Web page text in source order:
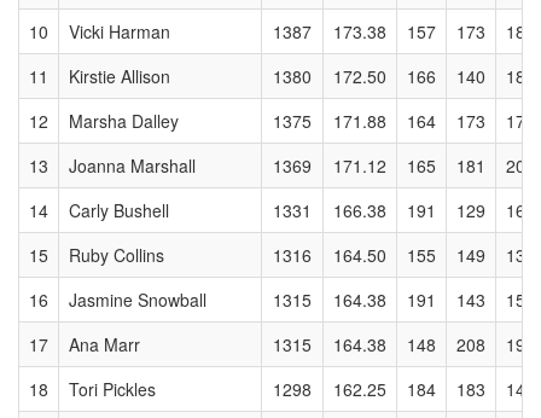
10
Vicki Harman 1387 173.38 157 173
184
11
Kirstie Allison 1380 172.50 166 140
181
12
Marsha Dalley 1375 171.88 164 173
176
13
Joanna Marshall 1369 171.12 165 181
205
14
Carly Bushell 1331 166.38 191 129
166
15
Ruby Collins 1316 164.50 155 149
137
16
Jasmine Snowball 1315 164.38 191 143
150
17
Ana Marr 1315 164.38 148 208
199
18
Tori Pickles 1298 162.25 184 183 145